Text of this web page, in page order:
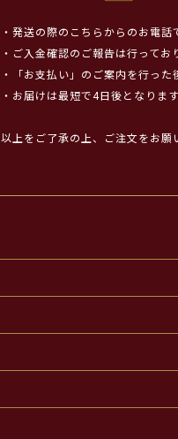
・発送の際のこちらからのお電話
・ご入金確認のご報告は行ってお
・「お支払い」のご案内を行った
・お届けは最短で4日後となります
以上をご了承の上、ご注文をお願